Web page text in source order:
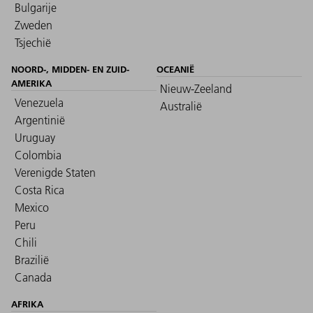
Bulgarije
Zweden
Tsjechië
NOORD-, MIDDEN- EN ZUID-
AMERIKA
Venezuela
Argentinië
Uruguay
Colombia
Verenigde Staten
Costa Rica
Mexico
Peru
Chili
Brazilië
Canada
OCEANIË
Nieuw-Zeeland
Australië
AFRIKA